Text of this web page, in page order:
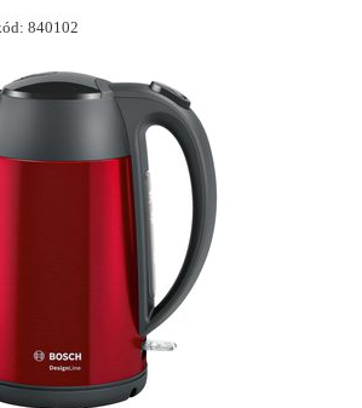
840102